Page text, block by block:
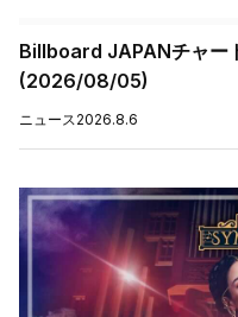
Billboard JAPANチャー
(2026/08/05)
ニュース 2026.8.6